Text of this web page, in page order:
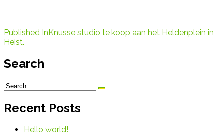
Published InKnusse studio te koop aan het Heldenplein in
Heist.
Search
Recent Posts
Hello world!